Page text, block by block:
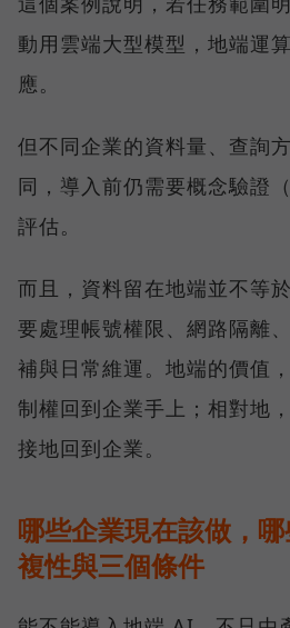
動用雲端大型模型，地端運
應。
但不同企業的資料量、查詢
同，導入前仍需要概念驗證
評估。
而且，資料留在地端並不等
要處理帳號權限、網路隔離
補與日常維運。地端的價值
制權回到企業手上；相對地
接地回到企業。
哪些企業現在該做，
複性與三個條件